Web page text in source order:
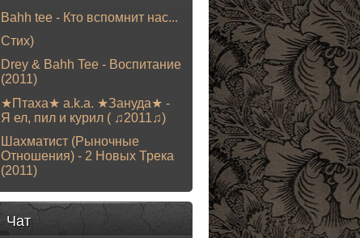
Bahh tee - Кто вспомнит нас...
Стих)
Drey & Bahh Tee - Воспитание
(2011)
★Птаха★ a.k.a. ★Зануда★ -
Я ел, пил и курил ( ♫2011♫)
Шахматист (Рыночные
Отношения) - 2 Новых Трека
(2011)
Чат